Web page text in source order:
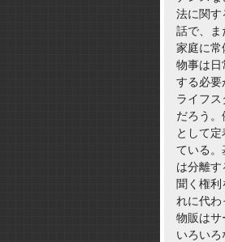
法に関す
話で、ま
家庭に常
物事は日
する必要
ライフ
だろう
として
ている。
は分離
聞く権
れに代わ
物販はサ
いろい